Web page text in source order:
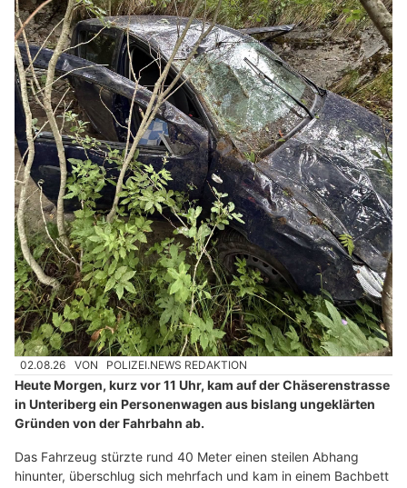
02.08.26 VON POLIZEI.NEWS REDAKTION
Heute Morgen, kurz vor 11 Uhr, kam auf der Chäserenstrasse
in Unteriberg ein Personenwagen aus bislang ungeklärten
Gründen von der Fahrbahn ab.
Das Fahrzeug stürzte rund 40 Meter einen steilen Abhang
hinunter, überschlug sich mehrfach und kam in einem Bachbett